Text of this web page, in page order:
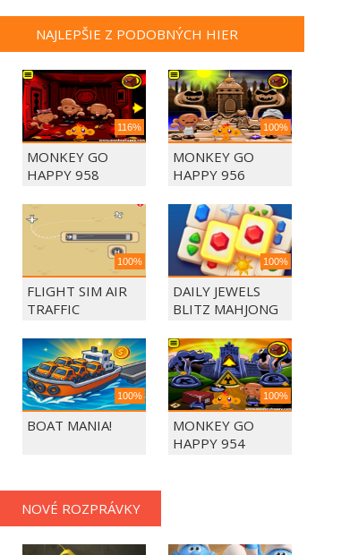
NAJLEPŠIE Z PODOBNÝCH HIER
116%
MONKEY GO
HAPPY 958
100%
MONKEY GO
HAPPY 956
100%
FLIGHT SIM AIR
TRAFFIC
100%
DAILY JEWELS
BLITZ MAHJONG
100%
BOAT MANIA!
100%
MONKEY GO
HAPPY 954
NOVÉ ROZPRÁVKY